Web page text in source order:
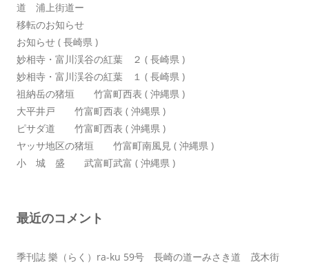
道 浦上街道ー
移転のお知らせ
お知らせ ( 長崎県 )
妙相寺・富川渓谷の紅葉 ２ ( 長崎県 )
妙相寺・富川渓谷の紅葉 １ ( 長崎県 )
祖納岳の猪垣 竹富町西表 ( 沖縄県 )
大平井戸 竹富町西表 ( 沖縄県 )
ピサダ道 竹富町西表 ( 沖縄県 )
ヤッサ地区の猪垣 竹富町南風見 ( 沖縄県 )
小 城 盛 武富町武富 ( 沖縄県 )
最近のコメント
季刊誌 樂（らく）ra-ku 59号 長崎の道ーみさき道 茂木街